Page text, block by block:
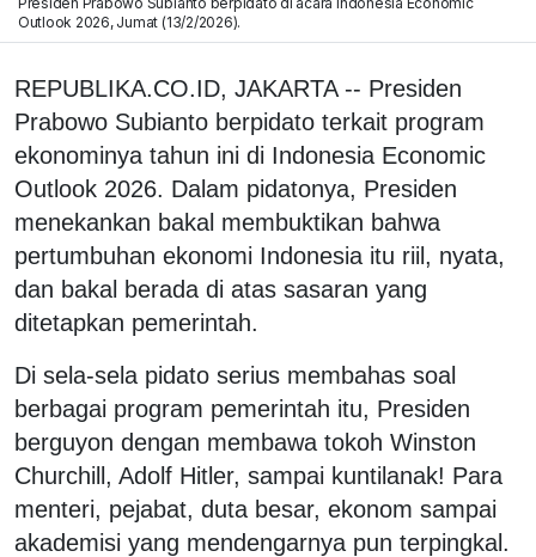
Outlook 2026, Jumat (13/2/2026).
REPUBLIKA.CO.ID, JAKARTA -- Presiden
Prabowo Subianto berpidato terkait program
ekonominya tahun ini di Indonesia Economic
Outlook 2026. Dalam pidatonya, Presiden
menekankan bakal membuktikan bahwa
pertumbuhan ekonomi Indonesia itu riil, nyata,
dan bakal berada di atas sasaran yang
ditetapkan pemerintah.
Di sela-sela pidato serius membahas soal
berbagai program pemerintah itu, Presiden
berguyon dengan membawa tokoh Winston
Churchill, Adolf Hitler, sampai kuntilanak! Para
menteri, pejabat, duta besar, ekonom sampai
akademisi yang mendengarnya pun terpingkal.